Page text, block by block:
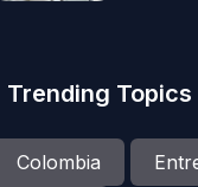
Trending Topics
Colombia